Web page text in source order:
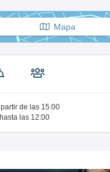
Mapa
de las 15:00
hasta las 12:00